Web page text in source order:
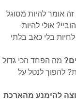
אומר להיות מסוגל
אולי להיות
בלי כאב בלתי
מה הפחד הכי גדול
להפוך לנטל על
להימנע מהארכת